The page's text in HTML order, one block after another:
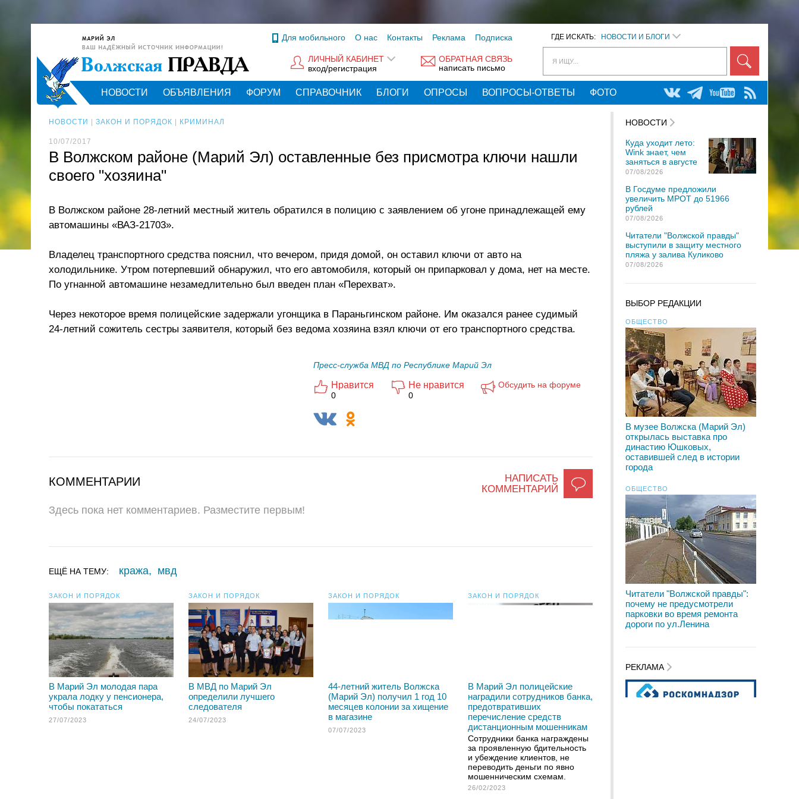
ГДЕ ИСКАТЬ: НОВОСТИ И БЛОГИ
Я ИЩУ...
Для мобильного О нас Контакты Реклама Подписка
ОБРАТНАЯ СВЯЗЬ
написать письмо
ЛИЧНЫЙ КАБИНЕТ
вход/регистрация
НОВОСТИ ОБЪЯВЛЕНИЯ ФОРУМ СПРАВОЧНИК БЛОГИ ОПРОСЫ ВОПРОСЫ-ОТВЕТЫ ФОТО
НОВОСТИ ЗАКОН И ПОРЯДОК КРИМИНАЛ
10/07/2017
В Волжском районе (Марий Эл) оставленные без присмотра ключи нашли
своего "хозяина"
В Волжском районе 28-летний местный житель обратился в полицию с заявлением об угоне принадлежащей ему
автомашины «ВАЗ-21703».
Владелец транспортного средства пояснил, что вечером, придя домой, он оставил ключи от авто на
холодильнике. Утром потерпевший обнаружил, что его автомобиля, который он припарковал у дома, нет на месте.
По угнанной автомашине незамедлительно был введен план «Перехват».
Через некоторое время полицейские задержали угонщика в Параньгинском районе. Им оказался ранее судимый
24-летний сожитель сестры заявителя, который без ведома хозяина взял ключи от его транспортного средства.
Пресс-служба МВД по Республике Марий Эл
Нравится
0
Не нравится
0
Обсудить на форуме
НАПИСАТЬ
КОММЕНТАРИЙ
КОММЕНТАРИИ
Здесь пока нет комментариев. Разместите первым!
ЕЩЁ НА ТЕМУ: кража, мвд
ЗАКОН И ПОРЯДОК
В Марий Эл молодая пара
украла лодку у пенсионера,
чтобы покататься
27/07/2023
ЗАКОН И ПОРЯДОК
В МВД по Марий Эл
определили лучшего
следователя
24/07/2023
ЗАКОН И ПОРЯДОК
44-летний житель Волжска
(Марий Эл) получил 1 год 10
месяцев колонии за хищение
в магазине
07/07/2023
ЗАКОН И ПОРЯДОК
В Марий Эл полицейские
наградили сотрудников банка,
предотвративших
перечисление средств
дистанционным мошенникам
Сотрудники банка награждены
за проявленную бдительность
и убеждение клиентов, не
переводить деньги по явно
мошенническим схемам.
26/02/2023
НОВОСТИ
Куда уходит лето:
Wink знает, чем
заняться в августе
07/08/2026
В Госдуме предложили
увеличить МРОТ до 51966
рублей
07/08/2026
Читатели "Волжской правды"
выступили в защиту местного
пляжа у залива Куликово
07/08/2026
ВЫБОР РЕДАКЦИИ
ОБЩЕСТВО
В музее Волжска (Марий Эл)
открылась выставка про
династию Юшковых,
оставившей след в истории
города
ОБЩЕСТВО
Читатели "Волжской правды":
почему не предусмотрели
парковки во время ремонта
дороги по ул.Ленина
РЕКЛАМА